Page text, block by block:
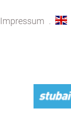
Impressum